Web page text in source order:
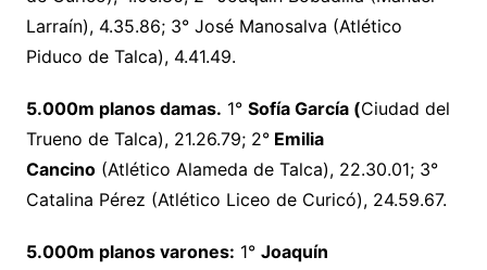
Larraín), 4.35.86; 3° José Manosalva (Atlético
Piduco de Talca), 4.41.49.
5.000m planos damas. 1° Sofía García (Ciudad del
Trueno de Talca), 21.26.79; 2°Emilia
Cancino(Atlético Alameda de Talca), 22.30.01; 3°
Catalina Pérez (Atlético Liceo de Curicó), 24.59.67.
5.000m planos varones: 1° Joaquín